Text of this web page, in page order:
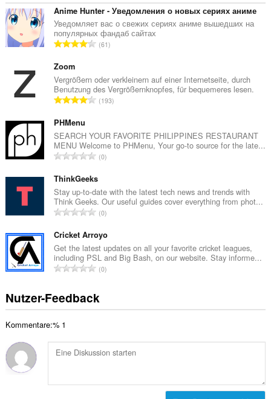
Anime Hunter - Уведомления о новых сериях аниме
Уведомляет вас о свежих сериях аниме вышедших на
популярных фандаб сайтах
G
a
m
t
e
w
e
r
t
u
n
e
n
:
61
Zoom
Vergrößern oder verkleinern auf einer Internetseite, durch
Benutzung des Vergrößernknopfes, für bequemeres lesen.
G
a
m
t
B
e
w
e
r
t
u
n
e
n
193
PHMenu
SEARCH YOUR FAVORITE PHILIPPINES RESTAURANT
MENU Welcome to PHMenu, Your go-to source for the late...
G
s
a
m
t
B
e
w
e
t
u
e
0
ThinkGeeks
Stay up-to-date with the latest tech news and trends with
Think Geeks. Our useful guides cover everything from phot...
G
s
a
m
t
B
e
r
t
0
Cricket Arroyo
Get the latest updates on all your favorite cricket leagues,
including PSL and Big Bash, on our website. Stay informe...
G
s
a
e
B
e
0
Nutzer-Feedback
Kommentare:% 1